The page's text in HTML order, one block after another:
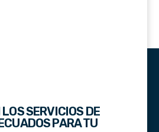
SERVICIOS DE
PARA TU